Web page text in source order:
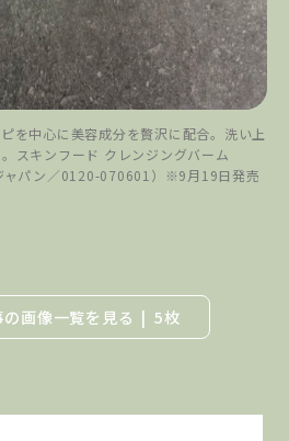
を中心に美容成分を贅沢に配合。洗い上
スキンフード クレンジングバーム
パン／0120-070601）※9月19日発売
の画像一覧を見る 5枚